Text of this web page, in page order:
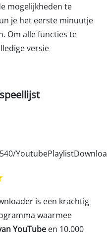
mogelijkheden te
je het eerste minuutje
Om alle functies te
versie
is een krachtig
waarmee
YouTube en 10.000